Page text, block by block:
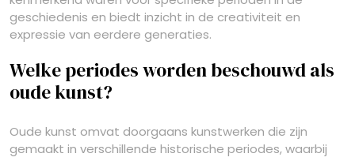
geschiedenis en biedt inzicht in de creativiteit en
expressie van eerdere generaties.
Welke periodes worden beschouwd als
oude kunst?
Oude kunst omvat doorgaans kunstwerken die zijn
gemaakt in verschillende historische periodes, waarbij